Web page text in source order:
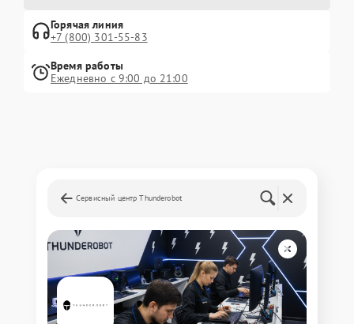
Горячая линия
+7 (800) 301-55-83
Время работы
Ежедневно с 9:00 до 21:00
Сервисный центр Thunderobot